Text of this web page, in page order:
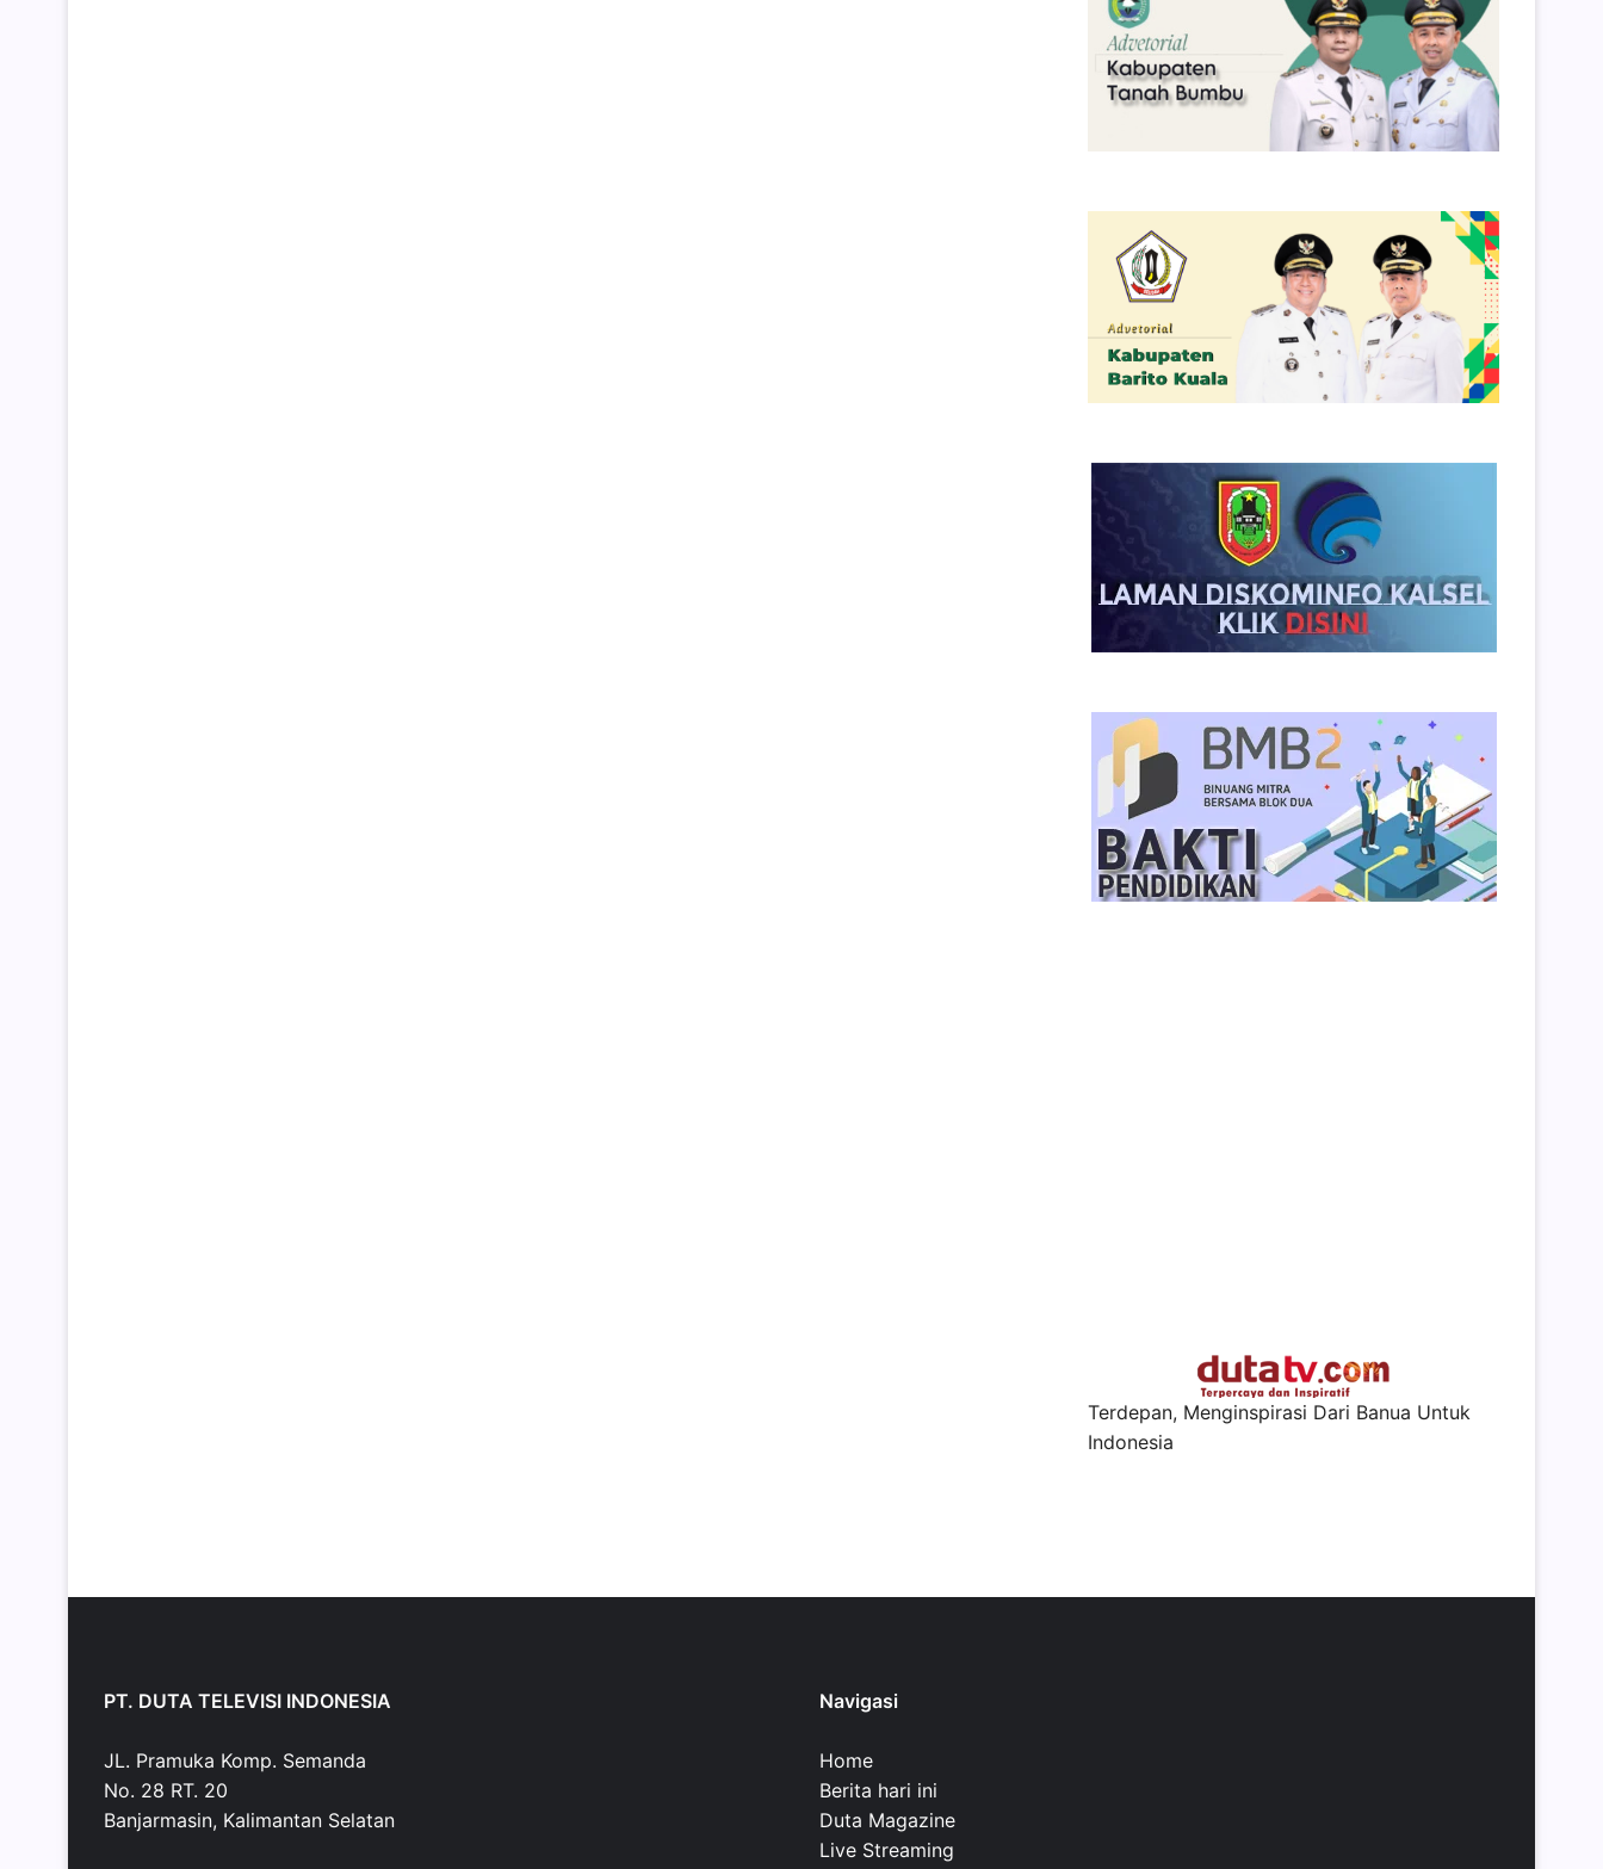
Terdepan, Menginspirasi Dari Banua Untuk
Indonesia
PT. DUTA TELEVISI INDONESIA
JL. Pramuka Komp. Semanda
No. 28 RT. 20
Banjarmasin, Kalimantan Selatan
Navigasi
Home
Berita hari ini
Duta Magazine
Live Streaming